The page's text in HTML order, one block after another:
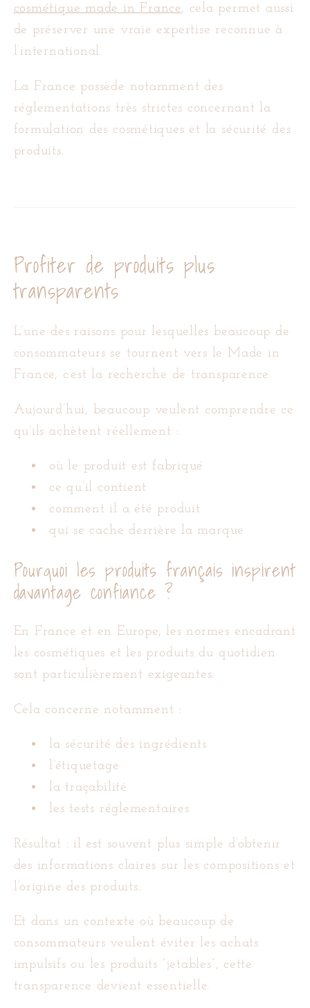
cosmétique made in France, cela permet aussi
de préserver une vraie expertise reconnue à
l’international.
La France possède notamment des
réglementations très strictes concernant la
formulation des cosmétiques et la sécurité des
produits.
Profiter de produits plus
transparents
L’une des raisons pour lesquelles beaucoup de
consommateurs se tournent vers le Made in
France, c’est la recherche de transparence.
Aujourd’hui, beaucoup veulent comprendre ce
qu’ils achètent réellement :
où le produit est fabriqué
ce qu’il contient
comment il a été produit
qui se cache derrière la marque
Pourquoi les produits français inspirent
davantage confiance ?
En France et en Europe, les normes encadrant
les cosmétiques et les produits du quotidien
sont particulièrement exigeantes.
Cela concerne notamment :
la sécurité des ingrédients
l’étiquetage
la traçabilité
les tests réglementaires
Résultat : il est souvent plus simple d’obtenir
des informations claires sur les compositions et
l’origine des produits.
Et dans un contexte où beaucoup de
consommateurs veulent éviter les achats
impulsifs ou les produits “jetables”, cette
transparence devient essentielle.